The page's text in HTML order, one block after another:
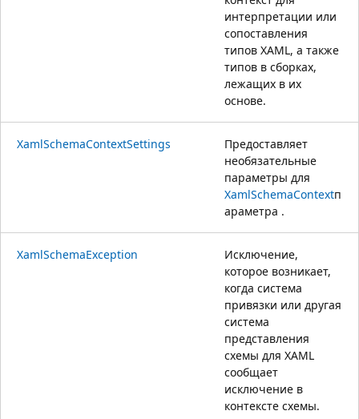
интерпретации или
сопоставления
типов XAML, а также
типов в сборках,
лежащих в их
основе.
XamlSchemaContextSettings
Предоставляет
необязательные
параметры для
XamlSchemaContextп
араметра .
XamlSchemaException
Исключение,
которое возникает,
когда система
привязки или другая
система
представления
схемы для XAML
сообщает
исключение в
контексте схемы.